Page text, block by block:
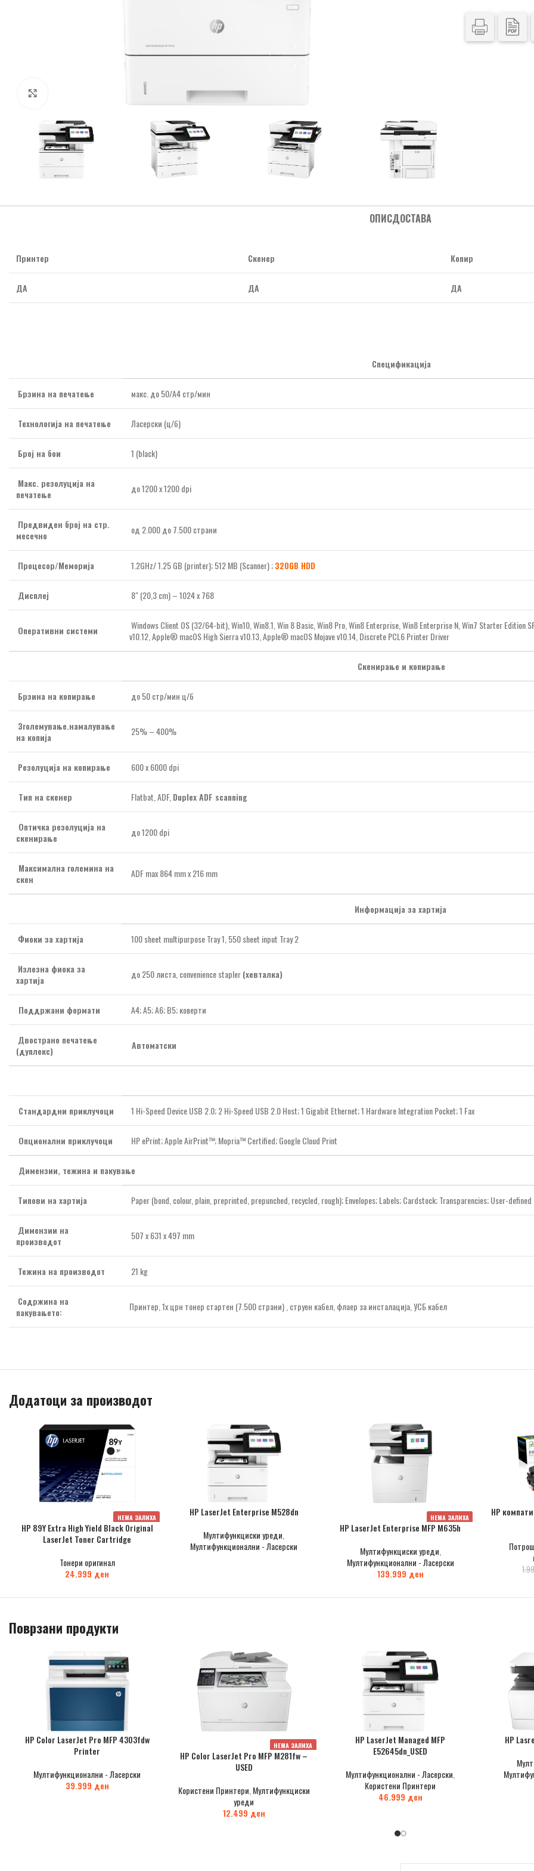
ОПИСДОСТАВА
Принтер Скенер Копир
ДА ДА ДА
Спецификација
Брзина на печатење макс. до 50/А4 стр/мин
Технологија на печатење Ласерски (ц/б)
Број на бои 1 (black)
Макс. резолуција на
печатење
до 1200 х 1200 dpi
Предвиден број на стр.
месечно
од 2.000 до 7.500 страни
Процесор/Меморија 1.2GHz/ 1.25 GB (printer); 512 MB (Scanner) ;320GB HDD
Дисплеј 8″ (20,3 cm) – 1024 x 768
Оперативни системи
Windows Client OS (32/64-bit), Win10, Win8.1, Win 8 Basic, Win8 Pro, Win8 Enterprise, Win8 Enterprise N, Win7 Starter Edition
v10.12, Apple® macOS High Sierra v10.13, Apple® macOS Mojave v10.14, Discrete PCL6 Printer Driver
Скенирање и копирање
Брзина на копирање до 50 стр/мин ц/б
Зголемување.намалување
на копија
25% – 400%
Резолуција на копирање 600 х 6000 dpi
Тип на скенер Flatbat, ADF, Duplex ADF scanning
Оптичка резолуција на
скенирање
до 1200 dpi
Максимална големина на
скен
ADF max 864 mm x 216 mm
Информација за хартија
Фиоки за хартија 100 sheet multipurpose Tray 1, 550 sheet input Tray 2
Излезна фиока за
хартија
до 250 листа, convenience stapler(хевталка)
Поддржани формати A4; A5; A6; B5; коверти
Двострано печатење
(дуплекс)
Автоматски
Стандардни приклучоци 1 Hi-Speed Device USB 2.0; 2 Hi-Speed USB 2.0 Host; 1 Gigabit Ethernet; 1 Hardware Integration Pocket; 1 Fax
Опционални приклучоци HP ePrint; Apple AirPrint™; Mopria™ Certified; Google Cloud Print
Димензии, тежина и пакување
Типови на хартија Paper (bond, colour, plain, preprinted, prepunched, recycled, rough); Envelopes; Labels; Cardstock; Transparencies; User-defined
Димензии на
производот
507 x 631 x 497 mm
Тежина на производот 21 kg
Содржина на
пакувањето:
Принтер, 1х црн тонер стартен (7.500 страни) , струен кабел, флаер за инсталација, УСБ кабел
Додатоци за производот
НЕМА ЗАЛИХА
HP 89Y Extra High Yield Black Original
LaserJet Toner Cartridge
Тонери оригинал
24.999 ден
HP LaserJet Enterprise M528dn
Мултифункциски уреди
Мултифункционални - Ласерски
НЕМА ЗАЛИХА
HP LaserJet Enterprise MFP M635h
Мултифункциски уреди
Мултифункционални - Ласерски
139.999 ден
HP
Поврзани продукти
HP Color LaserJet Pro MFP 4303fdw
Printer
Мултифункционални - Ласерски
39.999 ден
НЕМА ЗАЛИХА
HP Color LaserJet Pro MFP M281fw –
USED
Користени Принтери Мултифункциски
уреди
12.499 ден
HP LaserJet Managed MFP
E52645dn_USED
Мултифункционални - Ласерски
Користени Принтери
46.999 ден
HP